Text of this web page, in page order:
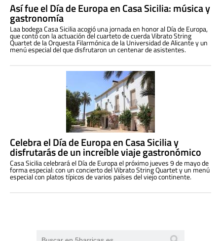
Así fue el Día de Europa en Casa Sicilia: música y
gastronomía
Laa bodega Casa Sicilia acogió una jornada en honor al Día de Europa,
que contó con la actuación del cuarteto de cuerda Vibrato String
Quartet de la Orquesta Filarmónica de la Universidad de Alicante y un
menú especial del que disfrutaron un centenar de asistentes.
Celebra el Día de Europa en Casa Sicilia y
disfrutarás de un increíble viaje gastronómico
Casa Sicilia celebrará el Día de Europa el próximo jueves 9 de mayo de
forma especial: con un concierto del Vibrato String Quartet y un menú
especial con platos típicos de varios países del viejo continente.